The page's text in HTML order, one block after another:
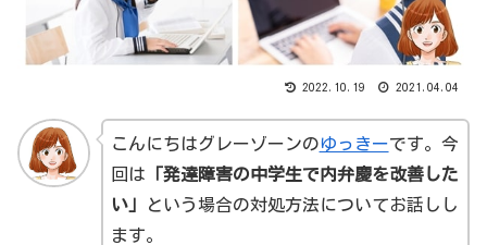
2022.10.19 2021.04.04
こんにちはグレーゾーンのゆっきーです。今
回は 「発達障害の中学生で内弁慶を改善した
い」
という場合の対処方法についてお話しし
ます。